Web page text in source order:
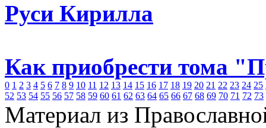
Руси Кирилла
Как приобрести тома
0 1 2 3 4 5 6 7 8 9 10 11 12 13 14 15 16 17 18 19 20 21 22 23 24 25
52 53 54 55 56 57 58 59 60 61 62 63 64 65 66 67 68 69 70 71 72 73
Материал из